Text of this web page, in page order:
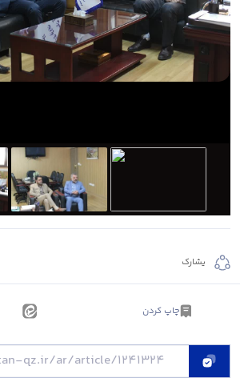
يشارك
چاپ کردن